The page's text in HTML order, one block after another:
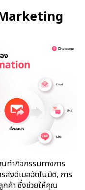
ทำกิจกรรมทางการ
ส่งอีเมลอัตโนมัติ, การ
กค้า ซึ่งช่วยให้คุณ